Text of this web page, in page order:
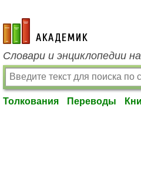
academic.ru
Словари и энциклопедии
Толкования Переводы